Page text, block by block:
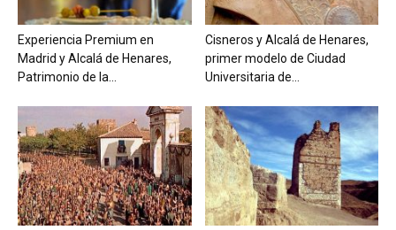
Experiencia Premium en
Madrid y Alcalá de Henares,
Patrimonio de la...
Cisneros y Alcalá de Henares,
primer modelo de Ciudad
Universitaria de...